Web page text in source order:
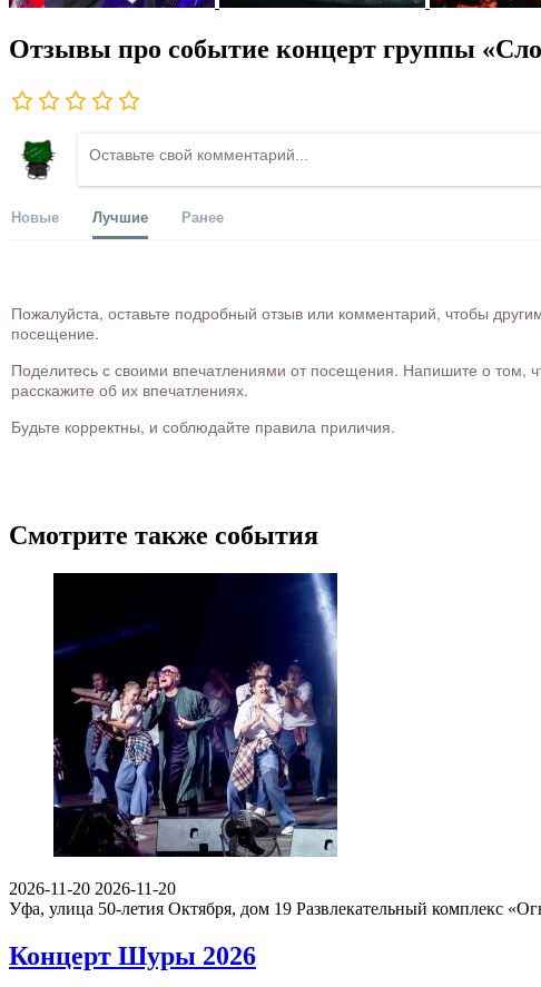
Отзывы про событие концерт группы
Новые Лучшие Ранее
Пожалуйста, оставьте подробный отзыв или комментарий, чтобы
посещение.
Поделитесь с своими впечатлениями от посещения. Напишите о том,
расскажите об их впечатлениях.
Будьте корректны, и соблюдайте правила приличия.
Смотрите также события
2026-11-20 2026-11-20
Уфа, улица 50-летия Октября, дом 19 Развлекательный комплекс
Концерт Шуры 2026